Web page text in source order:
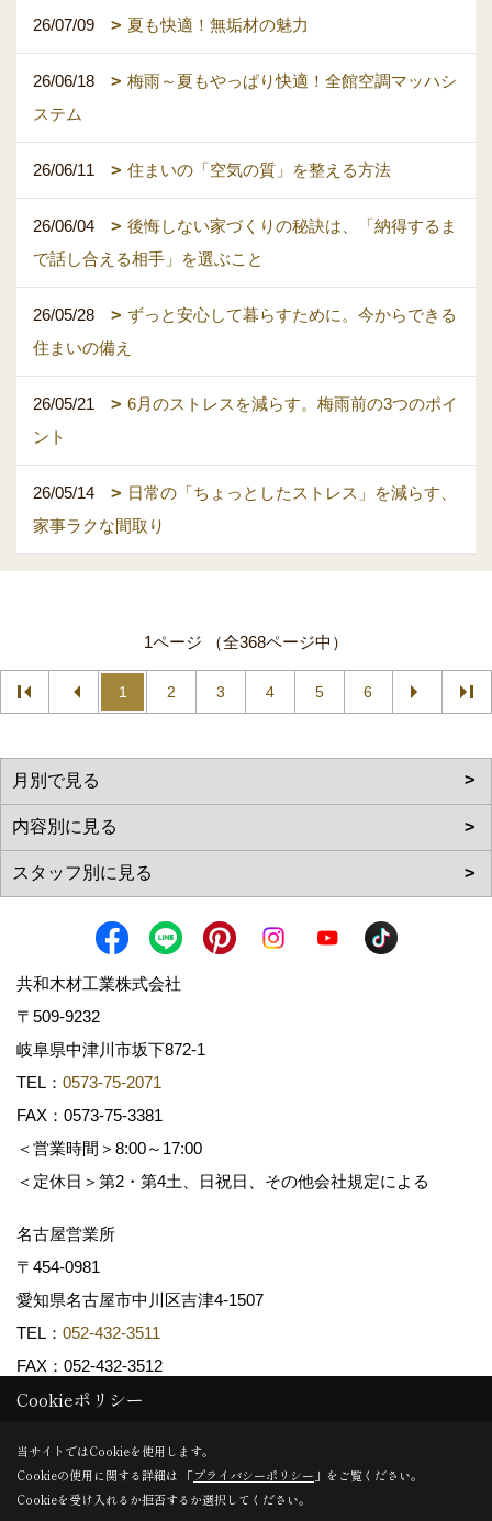
26/07/09 夏も快適！無垢材の魅力
26/06/18
梅雨～夏もやっぱり快適！全館空調マッハシ
ステム
26/06/11 住まいの「空気の質」を整える方法
26/06/04
後悔しない家づくりの秘訣は、「納得するま
で話し合える相手」を選ぶこと
26/05/28
ずっと安心して暮らすために。今からできる
住まいの備え
26/05/21
6月のストレスを減らす。梅雨前の3つのポイ
ント
26/05/14
日常の「ちょっとしたストレス」を減らす、
家事ラクな間取り
1ページ （全368ページ中）
1 2 3 4 5 6
共和木材工業株式会社
〒509-9232
岐阜県中津川市坂下872‐1
TEL： 0573-75-2071
FAX：0573-75-3381
＜営業時間＞8:00～17:00
＜定休日＞第2・第4土、日祝日、その他会社規定による
名古屋営業所
〒454-0981
愛知県名古屋市中川区吉津4-1507
TEL： 052-432-3511
FAX：052-432-3512
Copyright (c) 共和木材工業株式会社. All Rights Reserved.
Produced byゴデスクリエイト
Cookieポリシー
当サイトではCookieを使用します。
Cookieの使用に関する詳細は 「プライバシーポリシー 」をご覧ください。
Cookieを受け入れるか拒否するか選択してください。